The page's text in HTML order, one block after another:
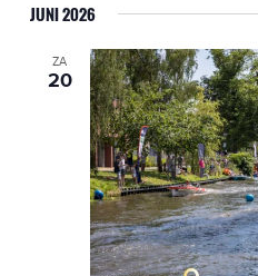
JUNI 2026
ZA
20